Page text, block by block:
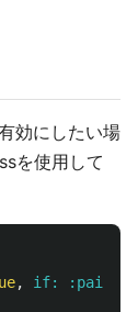
効にしたい場
を使用して
, if: